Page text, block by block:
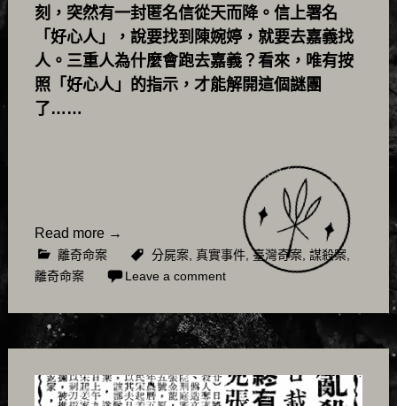
刻，突然有一封匿名信從天而降。信上署名
「好心人」，說要找到陳婉婷，就要去嘉義找
人。三重人為什麼會跑去嘉義？看來，唯有按
照「好心人」的指示，才能解開這個謎團
了……
Read more →
離奇命案 分屍案, 真實事件,臺灣奇案, 謀殺案,
離奇命案
Leave a comment